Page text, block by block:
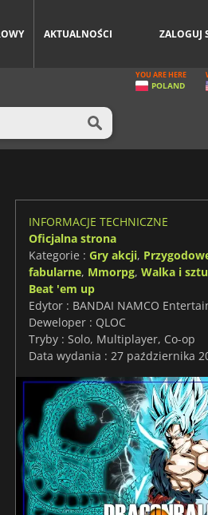
AKTUALNOŚCI ZALOGUJ
YOU ARE HERE
POLAND
INFORMACJE TECHNICZNE
Oficjalna strona
Kategorie : Gry akcji,
fabularne, Mmorpg, Walka i
Beat 'em up
Edytor : BANDAI NAMCO
Deweloper : QLOC
Tryby : Solo, Multiplayer, Co-op
Data wydania : 27 października